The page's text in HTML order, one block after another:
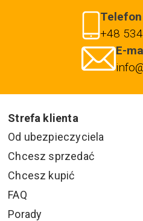
Telefon
+48
E-
Strefa klienta
Od ubezpieczyciela
Chcesz sprzedać
Chcesz kupić
FAQ
Porady